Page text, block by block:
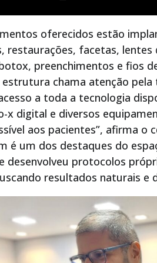
oferecidos estão
restaurações, facetas,
preenchimentos e fios
chama atenção pela
a toda a tecnologia
x digital e diversos
aos pacientes”, afirma o
é um dos destaques do
desenvolveu protocolos
resultados naturais e